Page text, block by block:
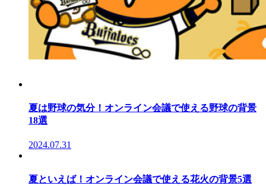
夏は野球の気分！オンライン会議で使える野球の背景
18選
2024.07.31
夏といえば！オンライン会議で使える花火の背景5選